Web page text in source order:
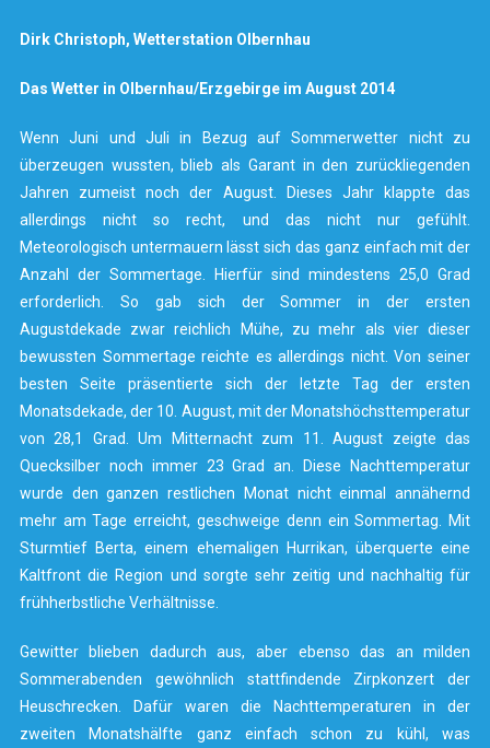
Dirk Christoph, Wetterstation Olbernhau
Das Wetter in Olbernhau/Erzgebirge im August 2014
Wenn Juni und Juli in Bezug auf Sommerwetter nicht zu
überzeugen wussten, blieb als Garant in den zurückliegenden
Jahren zumeist noch der August. Dieses Jahr klappte das
allerdings nicht so recht, und das nicht nur gefühlt.
Meteorologisch untermauern lässt sich das ganz einfach mit der
Anzahl der Sommertage. Hierfür sind mindestens 25,0 Grad
erforderlich. So gab sich der Sommer in der ersten
Augustdekade zwar reichlich Mühe, zu mehr als vier dieser
bewussten Sommertage reichte es allerdings nicht. Von seiner
besten Seite präsentierte sich der letzte Tag der ersten
Monatsdekade, der 10. August, mit der Monatshöchsttemperatur
von 28,1 Grad. Um Mitternacht zum 11. August zeigte das
Quecksilber noch immer 23 Grad an. Diese Nachttemperatur
wurde den ganzen restlichen Monat nicht einmal annähernd
mehr am Tage erreicht, geschweige denn ein Sommertag. Mit
Sturmtief Berta, einem ehemaligen Hurrikan, überquerte eine
Kaltfront die Region und sorgte sehr zeitig und nachhaltig für
frühherbstliche Verhältnisse.
Gewitter blieben dadurch aus, aber ebenso das an milden
Sommerabenden gewöhnlich stattfindende Zirpkonzert der
Heuschrecken. Dafür waren die Nachttemperaturen in der
zweiten Monatshälfte ganz einfach schon zu kühl, was